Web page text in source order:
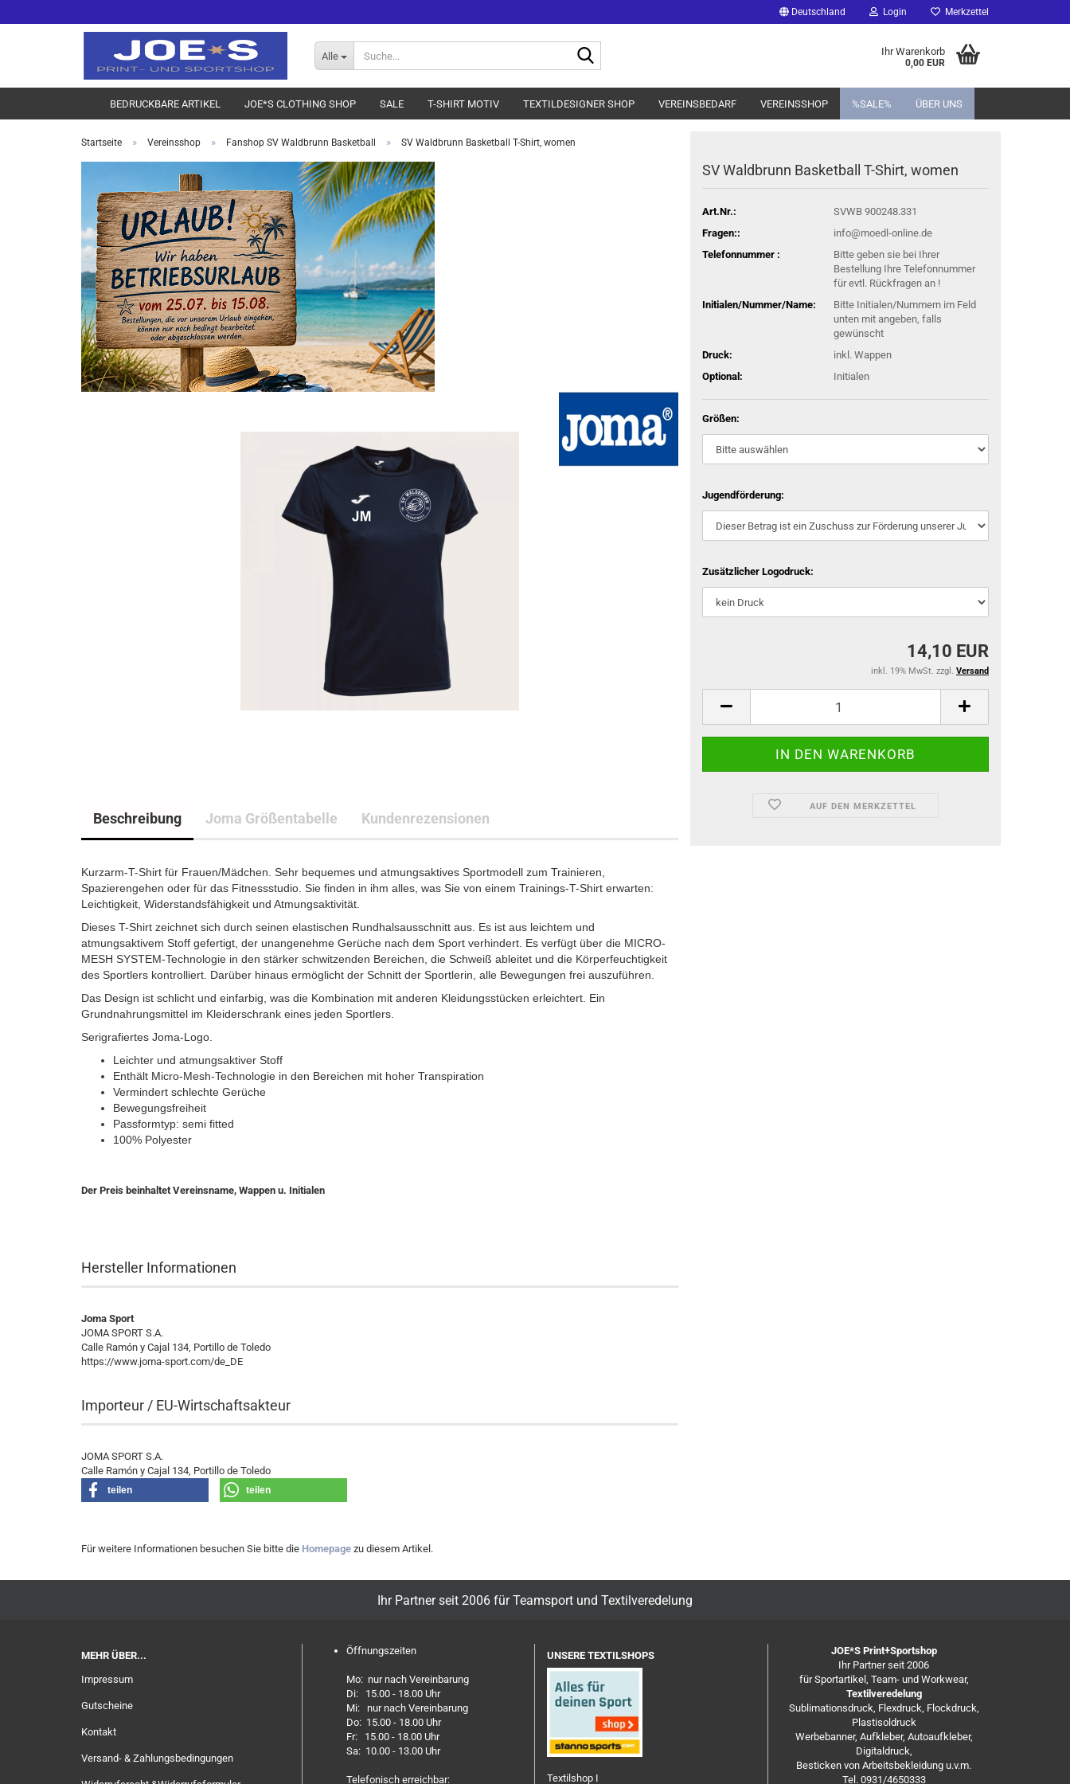
Deutschland Login Merkzettel
Alle Ihr Warenkorb
0,00 EUR
BEDRUCKBARE ARTIKEL JOE*S CLOTHING SHOP SALE T-SHIRT MOTIV TEXTILDESIGNER SHOP VEREINSBEDARF VEREINSSHOP %SALE% ÜBER UNS
Startseite » Vereinsshop » Fanshop SV Waldbrunn Basketball » SV Waldbrunn Basketball T-Shirt, women
SV Waldbrunn Basketball T-Shirt, women
Art.Nr.:
SVWB 900248.331
Fragen::
info@moedl-online.de
Telefonnummer :
Bitte geben sie bei Ihrer
Bestellung Ihre Telefonnummer
für evtl. Rückfragen an !
Initialen/Nummer/Name:
Bitte Initialen/Nummern im Feld
unten mit angeben, falls
gewünscht
Druck:
inkl. Wappen
Optional:
Initialen
Größen:
Jugendförderung:
Zusätzlicher Logodruck:
14,10 EUR
inkl. 19% MwSt. zzgl. Versand
AUF DEN MERKZETTEL
Beschreibung Joma Größentabelle Kundenrezensionen
Kurzarm-T-Shirt für Frauen/Mädchen. Sehr bequemes und atmungsaktives Sportmodell zum Trainieren,
Spazierengehen oder für das Fitnessstudio. Sie finden in ihm alles, was Sie von einem Trainings-T-Shirt erwarten:
Leichtigkeit, Widerstandsfähigkeit und Atmungsaktivität.
Dieses T-Shirt zeichnet sich durch seinen elastischen Rundhalsausschnitt aus. Es ist aus leichtem und
atmungsaktivem Stoff gefertigt, der unangenehme Gerüche nach dem Sport verhindert. Es verfügt über die MICRO-
MESH SYSTEM-Technologie in den stärker schwitzenden Bereichen, die Schweiß ableitet und die Körperfeuchtigkeit
des Sportlers kontrolliert. Darüber hinaus ermöglicht der Schnitt der Sportlerin, alle Bewegungen frei auszuführen.
Das Design ist schlicht und einfarbig, was die Kombination mit anderen Kleidungsstücken erleichtert. Ein
Grundnahrungsmittel im Kleiderschrank eines jeden Sportlers.
Serigrafiertes Joma-Logo.
Leichter und atmungsaktiver Stoff
Enthält Micro-Mesh-Technologie in den Bereichen mit hoher Transpiration
Vermindert schlechte Gerüche
Bewegungsfreiheit
Passformtyp: semi fitted
100% Polyester
Der Preis beinhaltet Vereinsname, Wappen u. Initialen
Hersteller Informationen
Joma Sport
JOMA SPORT S.A.
Calle Ramón y Cajal 134, Portillo de Toledo
https://www.joma-sport.com/de_DE
Importeur / EU-Wirtschaftsakteur
JOMA SPORT S.A.
Calle Ramón y Cajal 134, Portillo de Toledo
teilen teilen
Für weitere Informationen besuchen Sie bitte die Homepage zu diesem Artikel.
Ihr Partner seit 2006 für Teamsport und Textilveredelung
MEHR ÜBER...
Impressum
Gutscheine
Kontakt
Versand- & Zahlungsbedingungen
Öffnungszeiten
Mo: nur nach Vereinbarung
Di: 15.00 - 18.00 Uhr
Mi: nur nach Vereinbarung
Do: 15.00 - 18.00 Uhr
Fr: 15.00 - 18.00 Uhr
Sa: 10.00 - 13.00 Uhr
Telefonisch erreichbar:
UNSERE TEXTILSHOPS
Textilshop I
JOE*S Print+Sportshop
Ihr Partner seit 2006
für Sportartikel, Team- und Workwear,
Textilveredelung
Sublimationsdruck, Flexdruck, Flockdruck,
Plastisoldruck
Werbebanner, Aufkleber, Autoaufkleber,
Digitaldruck,
Besticken von Arbeitsbekleidung u.v.m.
Tel. 0931/4650333